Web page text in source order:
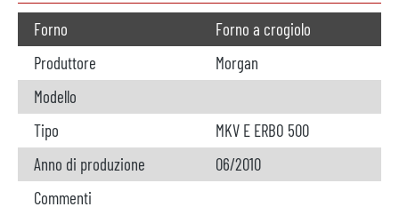
Forno
Forno a crogiolo
Produttore
Morgan
Modello
Tipo
MKV E ERBO 500
Anno di produzione
06/2010
Commenti